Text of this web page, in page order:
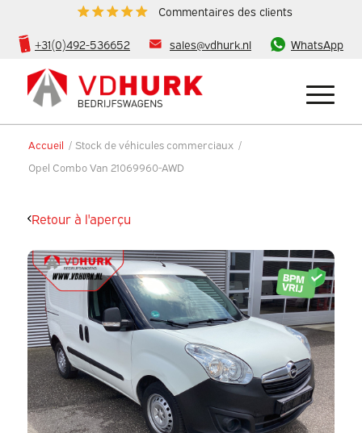
Commentaires des clients
+31(0)492-536652 sales@vdhurk.nl WhatsApp
Accueil / Stock de véhicules commerciaux /
Opel Combo Van 21069960-AWD
Retour à l'aperçu